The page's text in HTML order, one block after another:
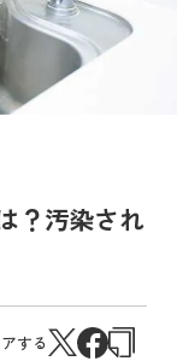
？汚染され
する